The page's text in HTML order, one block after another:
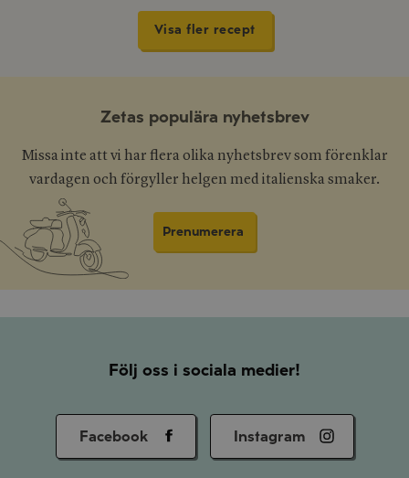
Visa fler recept
Zetas populära nyhetsbrev
Missa inte att vi har flera olika nyhetsbrev som förenklar
vardagen och förgyller helgen med italienska smaker.
Prenumerera
Följ oss i sociala medier!
Facebook Instagram